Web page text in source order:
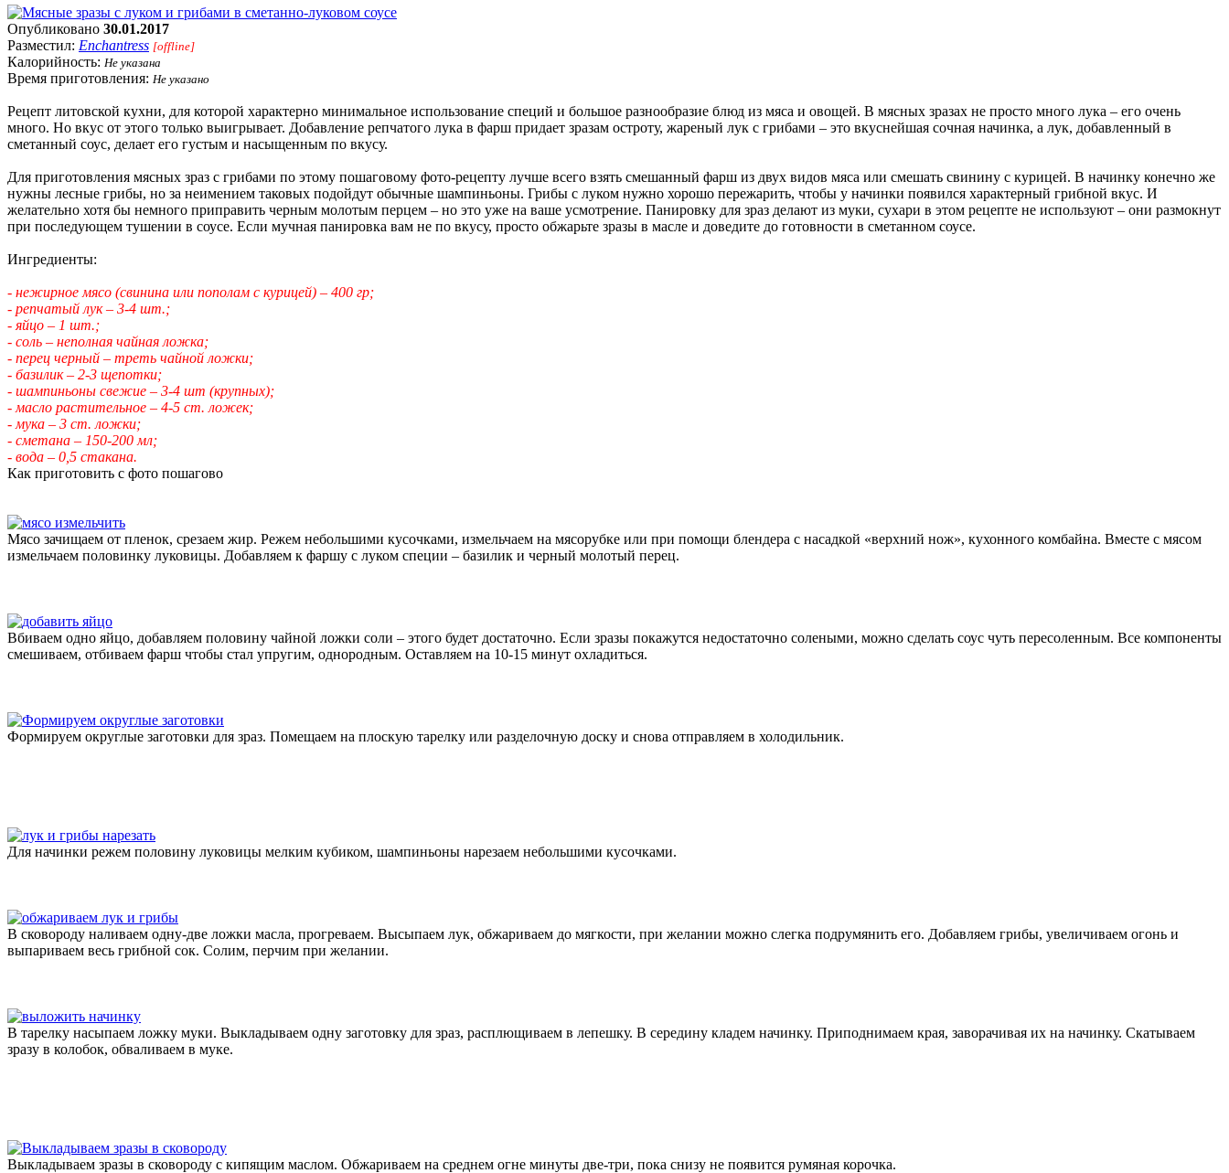
Опубликовано 30.01.2017
Разместил: Enchantress [offline]
Калорийность: Не указана
Время приготовления: Не указано
Рецепт литовской кухни, для которой характерно минимальное использование специй и большое разнообразие блюд из мяса и овощей. В мясных зразах не просто много лука – его очень
много. Но вкус от этого только выигрывает. Добавление репчатого лука в фарш придает зразам остроту, жареный лук с грибами – это вкуснейшая сочная начинка, а лук, добавленный в
сметанный соус, делает его густым и насыщенным по вкусу.
Для приготовления мясных зраз с грибами по этому пошаговому фото-рецепту лучше всего взять смешанный фарш из двух видов мяса или смешать свинину с курицей. В начинку конечно же
нужны лесные грибы, но за неимением таковых подойдут обычные шампиньоны. Грибы с луком нужно хорошо пережарить, чтобы у начинки появился характерный грибной вкус. И
желательно хотя бы немного приправить черным молотым перцем – но это уже на ваше усмотрение. Панировку для зраз делают из муки, сухари в этом рецепте не используют – они размокнут
при последующем тушении в соусе. Если мучная панировка вам не по вкусу, просто обжарьте зразы в масле и доведите до готовности в сметанном соусе.
Ингредиенты:
- нежирное мясо (свинина или пополам с курицей) – 400 гр;
- репчатый лук – 3-4 шт.;
- яйцо – 1 шт.;
- соль – неполная чайная ложка;
- перец черный – треть чайной ложки;
- базилик – 2-3 щепотки;
- шампиньоны свежие – 3-4 шт (крупных);
- масло растительное – 4-5 ст. ложек;
- мука – 3 ст. ложки;
- сметана – 150-200 мл;
- вода – 0,5 стакана.
Как приготовить с фото пошагово
Мясо зачищаем от пленок, срезаем жир. Режем небольшими кусочками, измельчаем на мясорубке или при помощи блендера с насадкой «верхний нож», кухонного комбайна. Вместе с мясом
измельчаем половинку луковицы. Добавляем к фаршу с луком специи – базилик и черный молотый перец.
Вбиваем одно яйцо, добавляем половину чайной ложки соли – этого будет достаточно. Если зразы покажутся недостаточно солеными, можно сделать соус чуть пересоленным. Все компоненты
смешиваем, отбиваем фарш чтобы стал упругим, однородным. Оставляем на 10-15 минут охладиться.
Формируем округлые заготовки для зраз. Помещаем на плоскую тарелку или разделочную доску и снова отправляем в холодильник.
Для начинки режем половину луковицы мелким кубиком, шампиньоны нарезаем небольшими кусочками.
В сковороду наливаем одну-две ложки масла, прогреваем. Высыпаем лук, обжариваем до мягкости, при желании можно слегка подрумянить его. Добавляем грибы, увеличиваем огонь и
выпариваем весь грибной сок. Солим, перчим при желании.
В тарелку насыпаем ложку муки. Выкладываем одну заготовку для зраз, расплющиваем в лепешку. В середину кладем начинку. Приподнимаем края, заворачивая их на начинку. Скатываем
зразу в колобок, обваливаем в муке.
Выкладываем зразы в сковороду с кипящим маслом. Обжариваем на среднем огне минуты две-три, пока снизу не появится румяная корочка.